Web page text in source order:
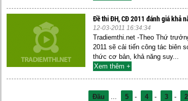
Đề thi ĐH, CĐ 2011 đánh giá khả
12-03-2011 16:34:34
Tradiemthi.net -Theo Thứ
2011 sẽ cải tiến công tác biên
thức cơ bản, khả năng suy...
Xem thêm +
Đầu ... 5 - 4 - 3 - 2